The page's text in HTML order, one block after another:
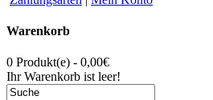
Warenkorb
0 Produkt(e) - 0,00€
Ihr Warenkorb ist leer!